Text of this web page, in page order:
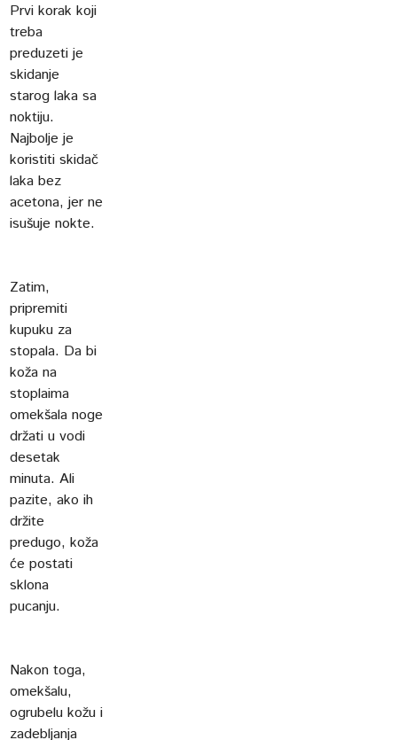
Prvi korak koji
treba
preduzeti je
skidanje
starog laka sa
noktiju.
Najbolje je
koristiti skidač
laka bez
acetona, jer ne
isušuje nokte.
Zatim,
pripremiti
kupuku za
stopala. Da bi
koža na
stoplaima
omekšala noge
držati u vodi
desetak
minuta. Ali
pazite, ako ih
držite
predugo, koža
će postati
sklona
pucanju.
Nakon toga,
omekšalu,
ogrubelu kožu i
zadebljanja